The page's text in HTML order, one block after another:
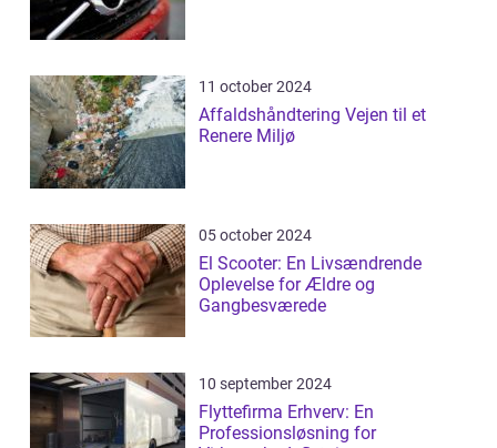
11 october 2024
Affaldshåndtering Vejen til et
Renere Miljø
05 october 2024
El Scooter: En Livsændrende
Oplevelse for Ældre og
Gangbesværede
10 september 2024
Flyttefirma Erhverv: En
Professionsløsning for